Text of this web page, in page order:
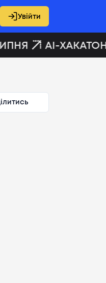
Увійти
AI-ХАКАТОН